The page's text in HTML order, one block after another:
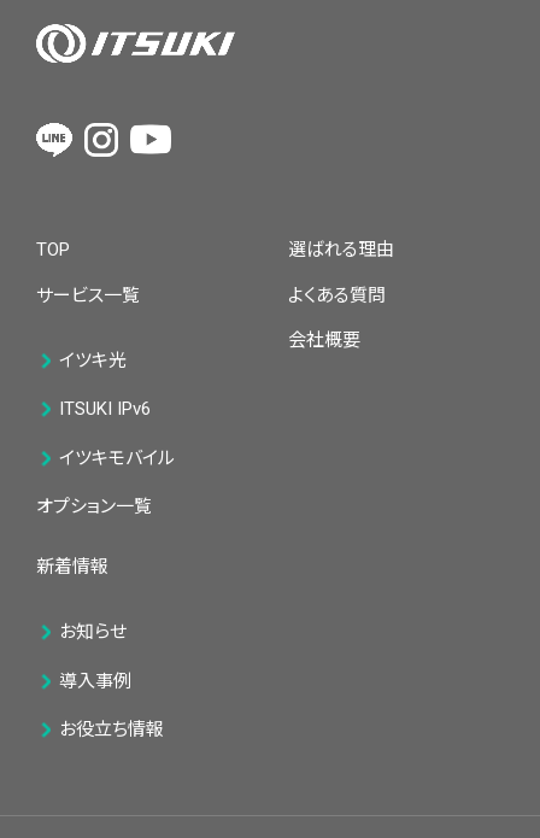
TOP
サービス一覧
イツキ光
ITSUKI IPv6
イツキモバイル
オプション一覧
新着情報
お知らせ
導入事例
お役立ち情報
選ばれる理由
よくある質問
会社概要